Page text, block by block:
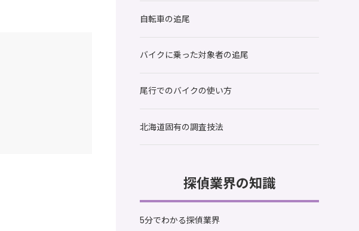
自転車の追尾
バイクに乗った対象者の追尾
尾行でのバイクの使い方
北海道固有の調査技法
探偵業界の知識
5分でわかる探偵業界